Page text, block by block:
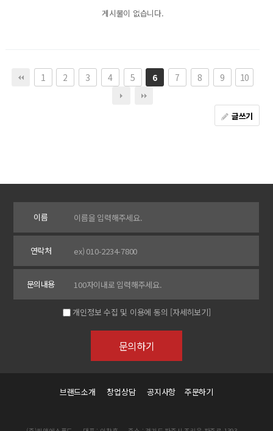
게시물이 없습니다.
1 2 3 4 5 6 7 8 9 10
글쓰기
이름
연락처
문의내용
개인정보 수집 및 이용에 동의 [자세히보기]
브랜드소개 창업상담 공지사항 주문하기